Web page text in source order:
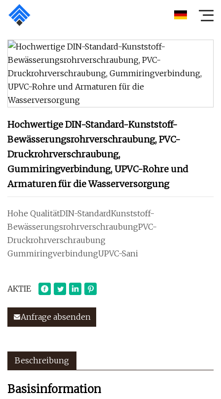
Hochwertige DIN-Standard-Kunststoff-
Bewässerungsrohrverschraubung, PVC-
Druckrohrverschraubung,
Gummiringverbindung, UPVC-Rohre und
Armaturen für die Wasserversorgung
Hohe QualitätDIN-StandardKunststoff-
BewässerungsrohrverschraubungPVC-
Druckrohrverschraubung
GummiringverbindungUPVC-Sani
AKTIE
Anfrage absenden
Beschreibung
Basisinformation